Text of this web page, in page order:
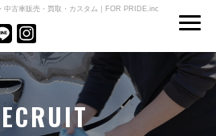
中古車販売・買取・カスタム｜FOR PRIDE.inc
RECRUIT